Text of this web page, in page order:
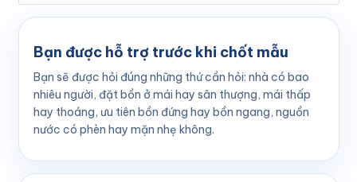
Bạn được hỗ trợ trước khi chốt mẫu
Bạn sẽ được hỏi đúng những thứ cần hỏi: nhà có bao
nhiêu người, đặt bồn ở mái hay sân thượng, mái thấp
hay thoáng, ưu tiên bồn đứng hay bồn ngang, nguồn
nước có phèn hay mặn nhẹ không.